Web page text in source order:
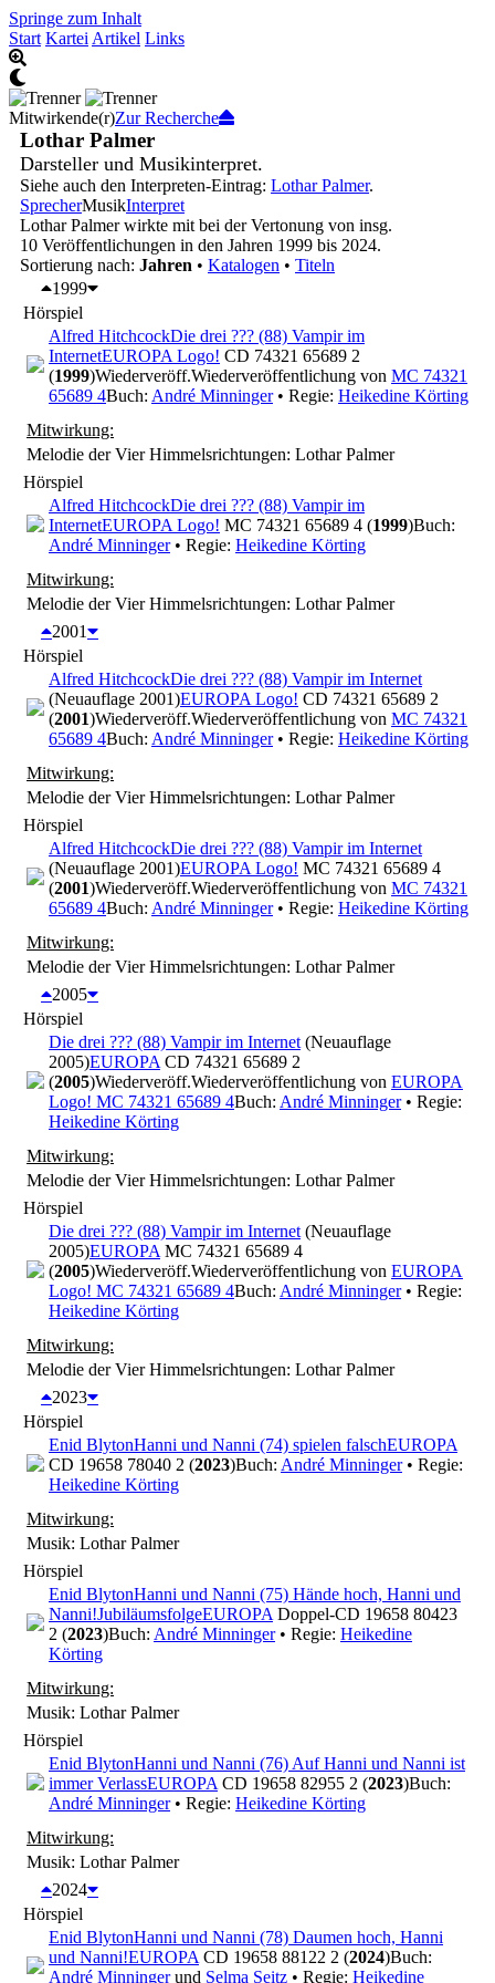
Springe zum Inhalt
Start Kartei Artikel Links
Mitwirkende(r)Zur Recherche
Lothar Palmer
Darsteller und Musikinterpret.
Siehe auch den Interpreten-Eintrag: Lothar Palmer.
SprecherMusikInterpret
Lothar Palmer wirkte mit bei der Vertonung von insg.
10 Veröffentlichungen in den Jahren 1999 bis 2024.
Sortierung nach: Jahren • Katalogen • Titeln
1999
Hörspiel
Alfred HitchcockDie drei ??? (88) Vampir im
InternetEUROPA Logo! CD 74321 65689 2
(1999)Wiederveröff.Wiederveröffentlichung von MC 74321
65689 4Buch: André Minninger• Regie: Heikedine Körting
Mitwirkung:
Melodie der Vier Himmelsrichtungen: Lothar Palmer
Hörspiel
Alfred HitchcockDie drei ??? (88) Vampir im
InternetEUROPA Logo! MC 74321 65689 4 (1999)Buch:
André Minninger• Regie: Heikedine Körting
Mitwirkung:
Melodie der Vier Himmelsrichtungen: Lothar Palmer
2001
Hörspiel
Alfred HitchcockDie drei ??? (88) Vampir im Internet
(Neuauflage 2001)EUROPA Logo! CD 74321 65689 2
(2001)Wiederveröff.Wiederveröffentlichung von MC 74321
65689 4Buch: André Minninger• Regie: Heikedine Körting
Mitwirkung:
Melodie der Vier Himmelsrichtungen: Lothar Palmer
Hörspiel
Alfred HitchcockDie drei ??? (88) Vampir im Internet
(Neuauflage 2001)EUROPA Logo! MC 74321 65689 4
(2001)Wiederveröff.Wiederveröffentlichung von MC 74321
65689 4Buch: André Minninger• Regie: Heikedine Körting
Mitwirkung:
Melodie der Vier Himmelsrichtungen: Lothar Palmer
2005
Hörspiel
Die drei ??? (88) Vampir im Internet (Neuauflage
2005)EUROPA CD 74321 65689 2
(2005)Wiederveröff.Wiederveröffentlichung von EUROPA
Logo! MC 74321 65689 4Buch: André Minninger• Regie:
Heikedine Körting
Mitwirkung:
Melodie der Vier Himmelsrichtungen: Lothar Palmer
Hörspiel
Die drei ??? (88) Vampir im Internet (Neuauflage
2005)EUROPA MC 74321 65689 4
(2005)Wiederveröff.Wiederveröffentlichung von EUROPA
Logo! MC 74321 65689 4Buch: André Minninger• Regie:
Heikedine Körting
Mitwirkung:
Melodie der Vier Himmelsrichtungen: Lothar Palmer
2023
Hörspiel
Enid BlytonHanni und Nanni (74) spielen falschEUROPA
CD 19658 78040 2 (2023)Buch: André Minninger• Regie:
Heikedine Körting
Mitwirkung:
Musik: Lothar Palmer
Hörspiel
Enid BlytonHanni und Nanni (75) Hände hoch, Hanni und
Nanni!JubiläumsfolgeEUROPA Doppel-CD 19658 80423
2 (2023)Buch: André Minninger• Regie: Heikedine
Körting
Mitwirkung:
Musik: Lothar Palmer
Hörspiel
Enid BlytonHanni und Nanni (76) Auf Hanni und Nanni ist
immer VerlassEUROPA CD 19658 82955 2 (2023)Buch:
André Minninger• Regie: Heikedine Körting
Mitwirkung:
Musik: Lothar Palmer
2024
Hörspiel
Enid BlytonHanni und Nanni (78) Daumen hoch, Hanni
und Nanni!EUROPA CD 19658 88122 2 (2024)Buch:
André Minningerund Selma Seitz • Regie: Heikedine